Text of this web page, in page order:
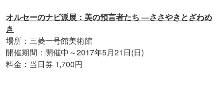
オルセーのナビ派展：美の預言者たち ―ささやきとざわめ
き
場所：三菱一号館美術館
開催期間：開催中～2017年5月21日(日)
料金：当日券 1,700円